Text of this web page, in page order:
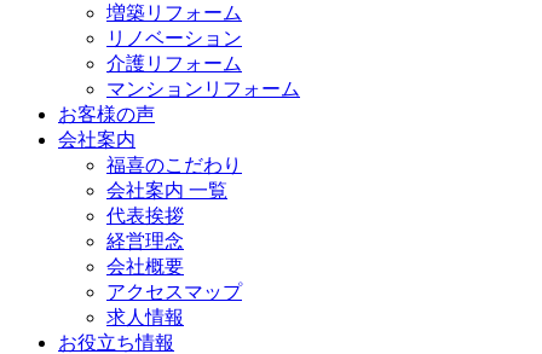
増築リフォーム
リノベーション
介護リフォーム
マンションリフォーム
お客様の声
会社案内
福喜のこだわり
会社案内 一覧
代表挨拶
経営理念
会社概要
アクセスマップ
求人情報
お役立ち情報